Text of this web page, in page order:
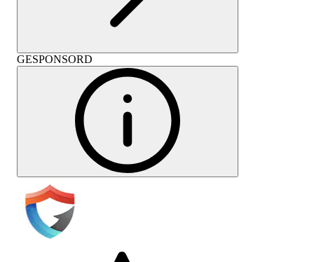
GESPONSORD